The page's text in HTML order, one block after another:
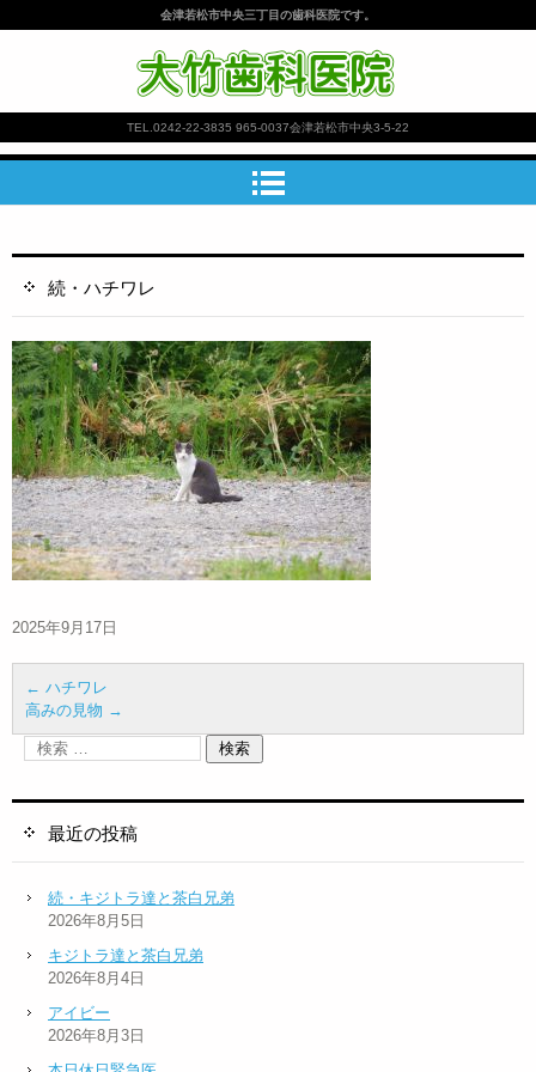
大竹歯科医院
会津若松市中央三丁目の歯科医院です。
TEL. 0242-22-3835 965-0037会津若松市中央3-5-22
続・ハチワレ
2025年9月17日
← ハチワレ
高みの見物 →
最近の投稿
続・キジトラ達と茶白兄弟
2026年8月5日
キジトラ達と茶白兄弟
2026年8月4日
アイビー
2026年8月3日